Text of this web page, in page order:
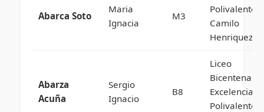
Abarca Soto
Maria
Ignacia
M3
Polivalente
Camilo
Henriquez G.
Abarza
Acuña
Sergio
Ignacio
B8
Liceo
Excelencia
Polivalente